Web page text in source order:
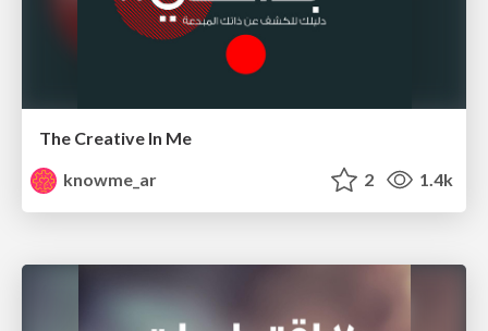
The Creative In Me
knowme_ar
2 1.4k